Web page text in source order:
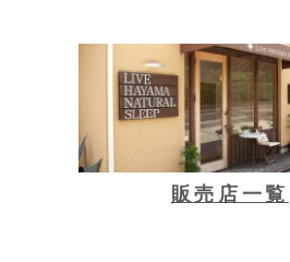
販売店一覧